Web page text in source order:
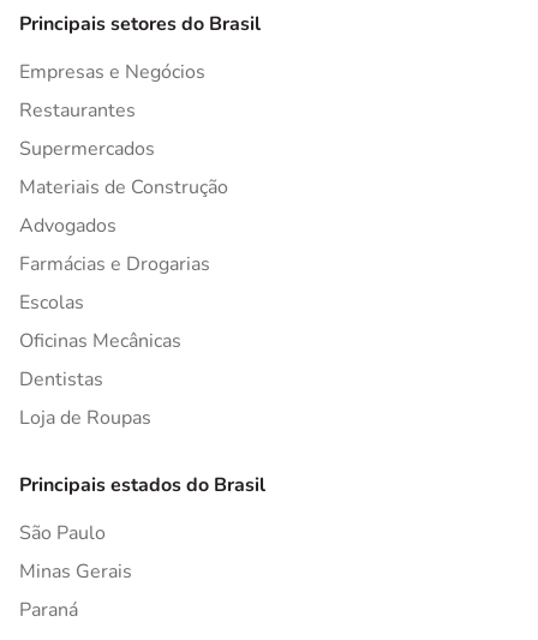
Principais setores do Brasil
Empresas e Negócios
Restaurantes
Supermercados
Materiais de Construção
Advogados
Farmácias e Drogarias
Escolas
Oficinas Mecânicas
Dentistas
Loja de Roupas
Principais estados do Brasil
São Paulo
Minas Gerais
Paraná